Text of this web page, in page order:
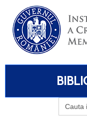
Search
for: